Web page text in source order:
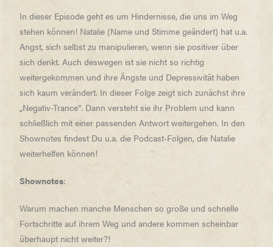
In dieser Episode geht es um Hindernisse, die uns im Weg
stehen können! Natalie (Name und Stimme geändert) hat u.a.
Angst, sich selbst zu manipulieren, wenn sie positiver über
sich denkt. Auch deswegen ist sie nicht so richtig
weitergekommen und ihre Ängste und Depressivität haben
sich kaum verändert. In dieser Folge zeigt sich zunächst ihre
„Negativ-Trance“. Dann versteht sie ihr Problem und kann
schließlich mit einer passenden Antwort weitergehen. In den
Shownotes findest Du u.a. die Podcast-Folgen, die Natalie
weiterhelfen können!
Shownotes:
Warum machen manche Menschen so große und schnelle
Fortschritte auf ihrem Weg und andere kommen scheinbar
überhaupt nicht weiter?!